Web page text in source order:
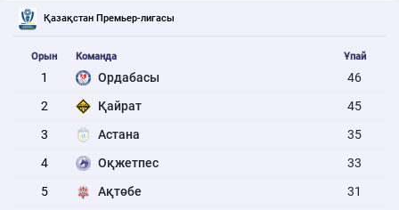
Қазақстан Премьер-лигасы
Орын Команда Ұпай
1 Ордабасы
46
2
Қайрат
45
3
Астана
35
4
Оқжетпес
33
5
Ақтөбе
31